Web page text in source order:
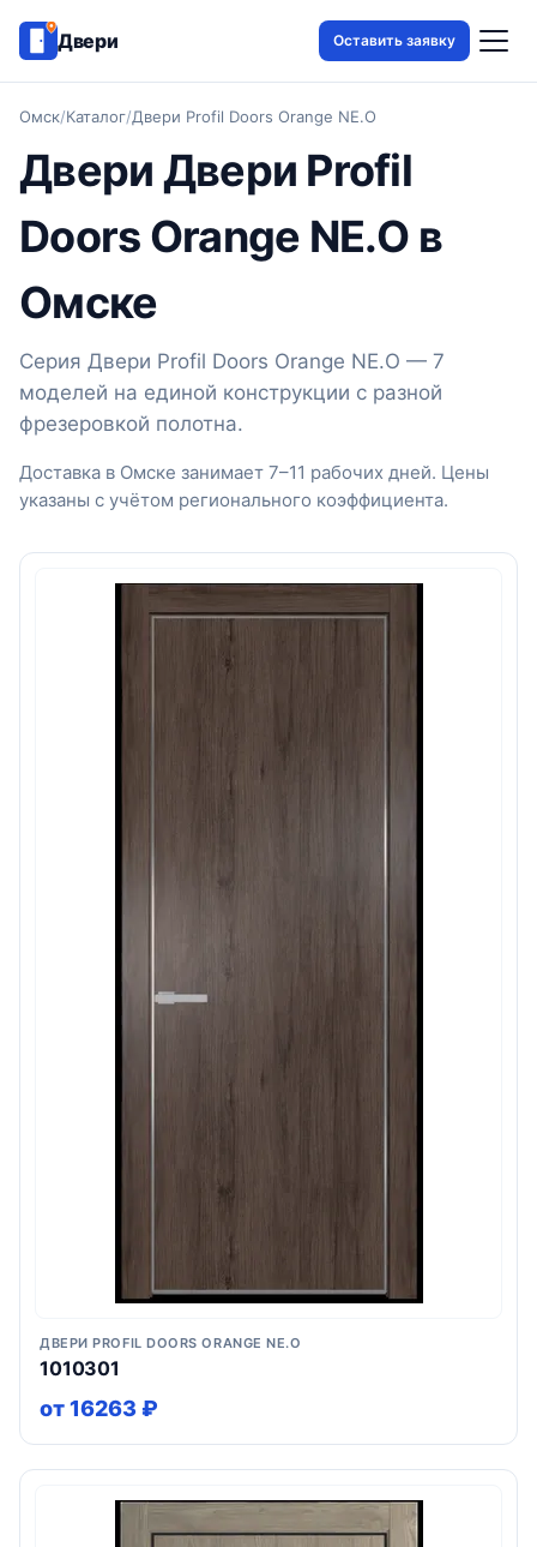
Двери Оставить заявку
Омск/Каталог/Двери Profil Doors Orange NE.O
Двери Двери Profil
Doors Orange NE.O в
Омске
Серия Двери Profil Doors Orange NE.O — 7
моделей на единой конструкции с разной
фрезеровкой полотна.
Доставка в Омске занимает 7–11 рабочих дней. Цены
указаны с учётом регионального коэффициента.
ДВЕРИ PROFIL DOORS ORANGE NE.O
1010301
от 16263 ₽